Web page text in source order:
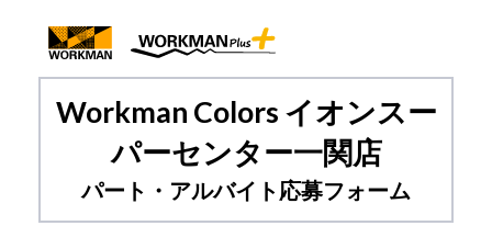
Workman Colors イオンスー
パーセンター一関店
パート・アルバイト応募フォーム